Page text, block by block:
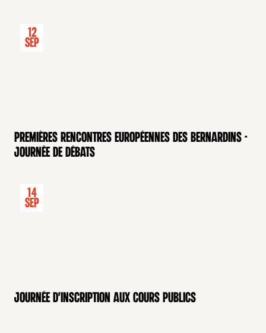
12
Sep
Premières rencontres européennes des Bernardins -
Journée de débats
14
Sep
Journée d'inscription aux cours publics